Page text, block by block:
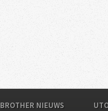
NIEUWS